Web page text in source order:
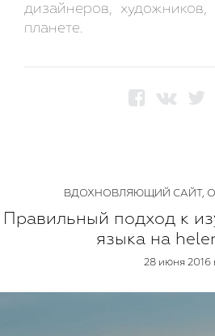
дизайнеров,
планете.
ВДОХНОВЛЯЮЩИЙ САЙТ,
Правильный подход к
языка на
28 июня 2016